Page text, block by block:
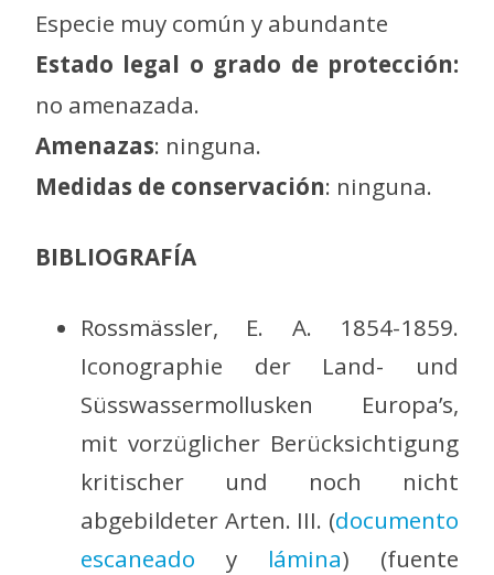
Especie muy común y abundante
Estado legal o grado de protección:
no amenazada.
Amenazas: ninguna.
Medidas de conservación: ninguna.
BIBLIOGRAFÍA
Rossmässler, E. A. 1854-1859.
Iconographie der Land- und
Süsswassermollusken Europa’s,
mit vorzüglicher Berücksichtigung
kritischer und noch nicht
abgebildeter Arten. III. (documento
escaneado y lámina) (fuente